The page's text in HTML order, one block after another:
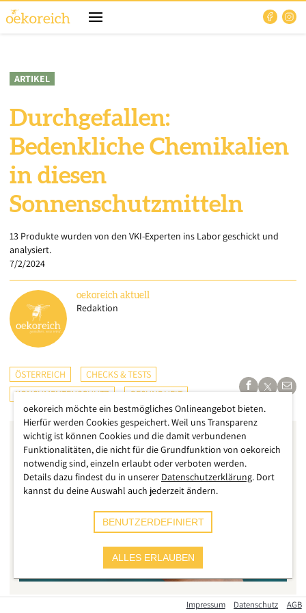
ARTIKEL
Durchgefallen:
Bedenkliche Chemikalien
in diesen
Sonnenschutzmitteln
13 Produkte wurden von den VKI-Experten ins Labor geschickt und
analysiert.
7/2/2024
oekoreich aktuell
Redaktion
ÖSTERREICH
CHECKS & TESTS
KONSUMENTENSCHUTZ
GESUNDHEIT
Impressum Datenschutz AGB
oekoreich möchte ein bestmögliches Onlineangebot bieten.
Hierfür werden Cookies gespeichert. Weil uns Transparenz
wichtig ist können Cookies und die damit verbundenen
Funktionalitäten, die nicht für die Grundfunktion von oekoreich
notwendig sind, einzeln erlaubt oder verboten werden.
Details dazu findest du in unserer Datenschutzerklärung. Dort
kannst du deine Auswahl auch jederzeit ändern.
BENUTZERDEFINIERT
ALLES ERLAUBEN